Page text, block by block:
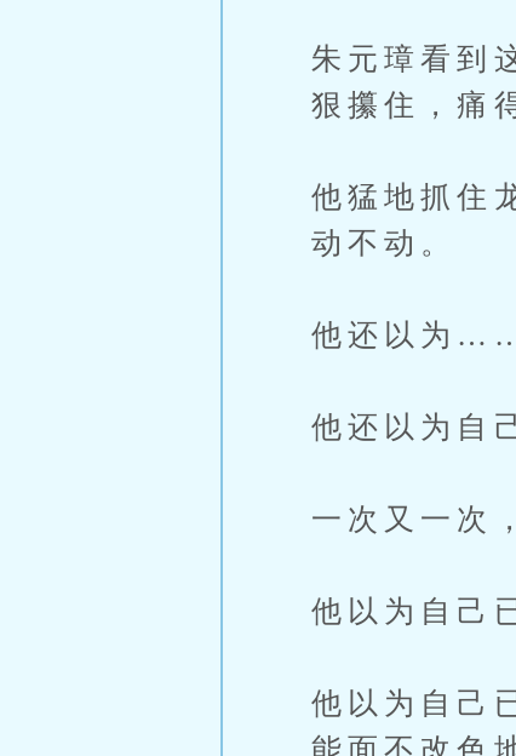
朱元璋看到
狠攥住，痛
他猛地抓住
动不动。
他还以为
他还以为自
一次又一次
他以为自己
他以为自己
能面不改色